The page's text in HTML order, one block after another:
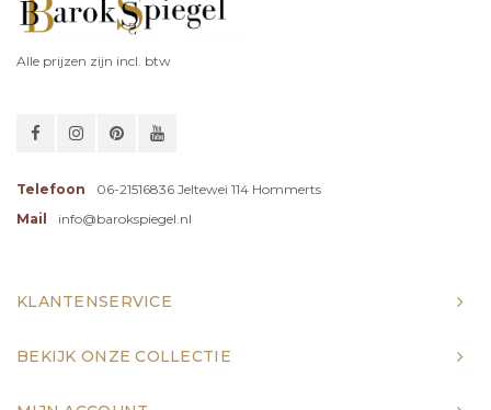
Alle prijzen zijn incl. btw
Telefoon
06-21516836 Jeltewei 114 Hommerts
Mail
info@barokspiegel.nl
KLANTENSERVICE
BEKIJK ONZE COLLECTIE